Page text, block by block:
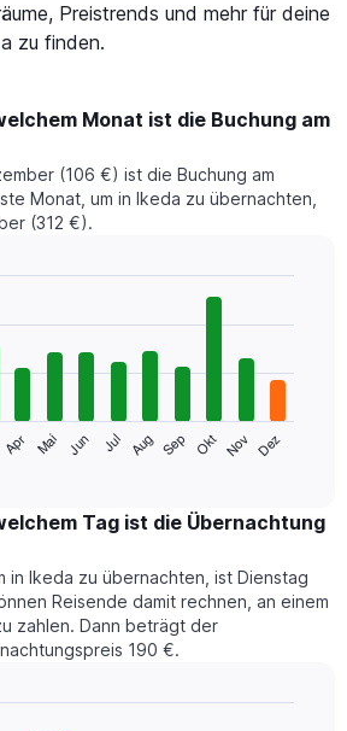
Preistrends und mehr für deine
zu finden.
Monat ist die Buchung am
(106 €) ist die Buchung am
Monat, um in Ikeda zu übernachten,
(312 €).
Apr Mai Jun Jul Aug Sep Okt Nov Dez
Tag ist die Übernachtung
in Ikeda zu übernachten, ist Dienstag
Reisende damit rechnen, an einem
zahlen. Dann beträgt der
190 €.